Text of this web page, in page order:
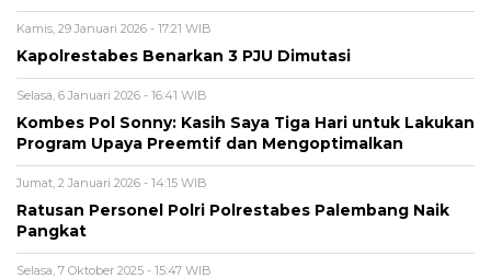
Kamis, 29 Januari 2026 - 17:21 WIB
Kapolrestabes Benarkan 3 PJU Dimutasi
Selasa, 6 Januari 2026 - 16:41 WIB
Kombes Pol Sonny: Kasih Saya Tiga Hari untuk Lakukan
Program Upaya Preemtif dan Mengoptimalkan
Jumat, 2 Januari 2026 - 14:15 WIB
Ratusan Personel Polri Polrestabes Palembang Naik
Pangkat
Selasa, 7 Oktober 2025 - 15:47 WIB